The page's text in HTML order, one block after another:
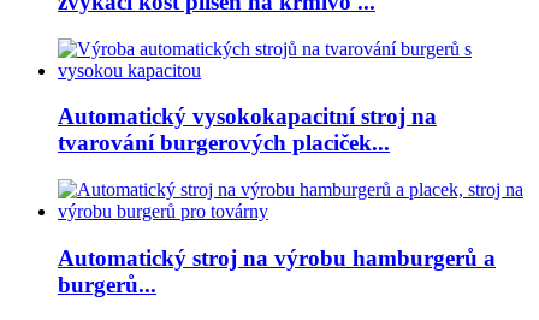
Automatický vysokokapacitní stroj na
tvarování burgerových placiček...
Automatický stroj na výrobu hamburgerů a
burgerů...